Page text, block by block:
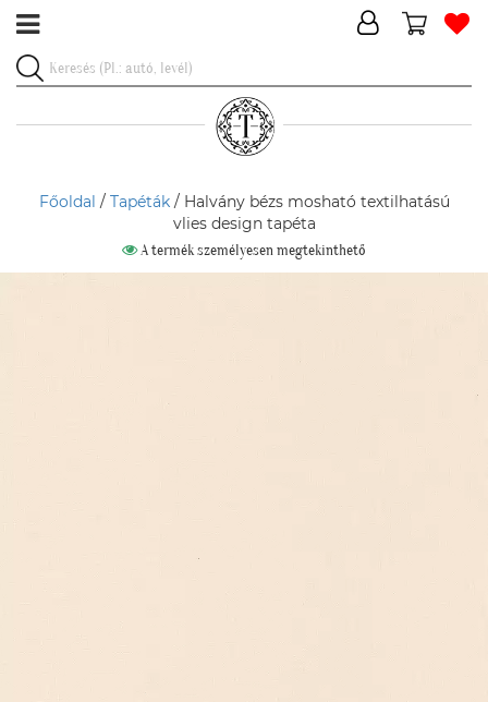
Főoldal / Tapéták/ Halvány bézs mosható textilhatású
vlies design tapéta
A termék személyesen megtekinthető